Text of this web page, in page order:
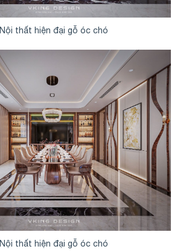
Nội thất hiện đại gỗ óc chó
Nội thất hiện đại gỗ óc chó